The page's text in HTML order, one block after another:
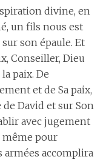
divine, en
un fils nous est
son épaule. Et
Conseiller, Dieu
paix. De
et de Sa paix,
David et sur Son
avec jugement
même pour
armées accomplira